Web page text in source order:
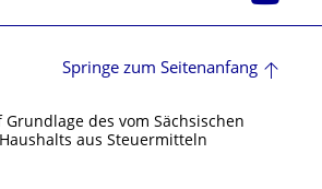
Springe zum Seitenanfang
des vom Sächsischen
aus Steuermitteln